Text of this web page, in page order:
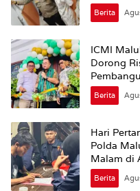
Berita
ICMI
Dorong
Berita
Hari
Polda
Malam di
Berita